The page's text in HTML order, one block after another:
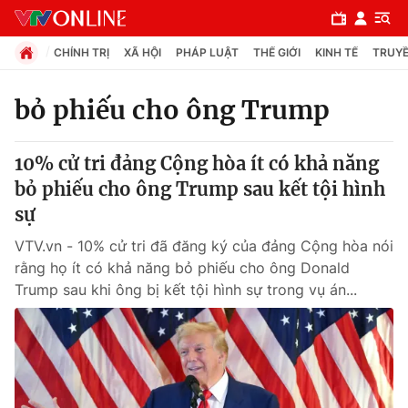
Chuyên mục
Chính trị
Pháp luật
Y tế
Thế giới
CHÍNH TRỊ XÃ HỘI PHÁP LUẬT THẾ GIỚI KINH TẾ
bỏ phiếu cho ông Trump
10% cử tri đảng Cộng hòa ít có khả năng
bỏ phiếu cho ông Trump sau kết tội hình
sự
VTV.vn - 10% cử tri đã đăng ký của đảng Cộng hòa nói
rằng họ ít có khả năng bỏ phiếu cho ông Donald
Trump sau khi ông bị kết tội hình sự trong vụ án...